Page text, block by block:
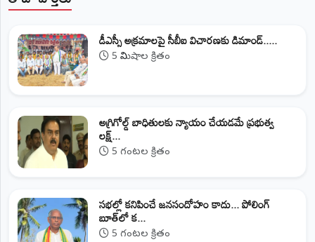
డీఎస్సీ అక్రమాలపై సీబీఐ విచారణకు డిమాండ్.....
5 నిమిషాల క్రితం
అగ్రిగోల్డ్ బాధితులకు న్యాయం చేయడమే ప్రభుత్వ
లక్ష్...
5 గంటల క్రితం
సభల్లో కనిపించే జనసందోహం కాదు... పోలింగ్
బూత్‌లో క...
5 గంటల క్రితం